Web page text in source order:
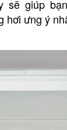
sẽ giúp
hơi ưng ý